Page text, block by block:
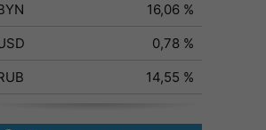
16,06 %
0,78 %
14,55 %